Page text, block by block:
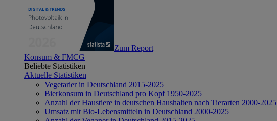
Zum Report
Konsum & FMCG
Beliebte Statistiken
Aktuelle Statistiken
Vegetarier in Deutschland 2015-2025
Bierkonsum in Deutschland pro Kopf 1950-2025
Anzahl der Haustiere in deutschen Haushalten nach Tierarten 2000-2025
Umsatz mit Bio-Lebensmitteln in Deutschland 2000-2025